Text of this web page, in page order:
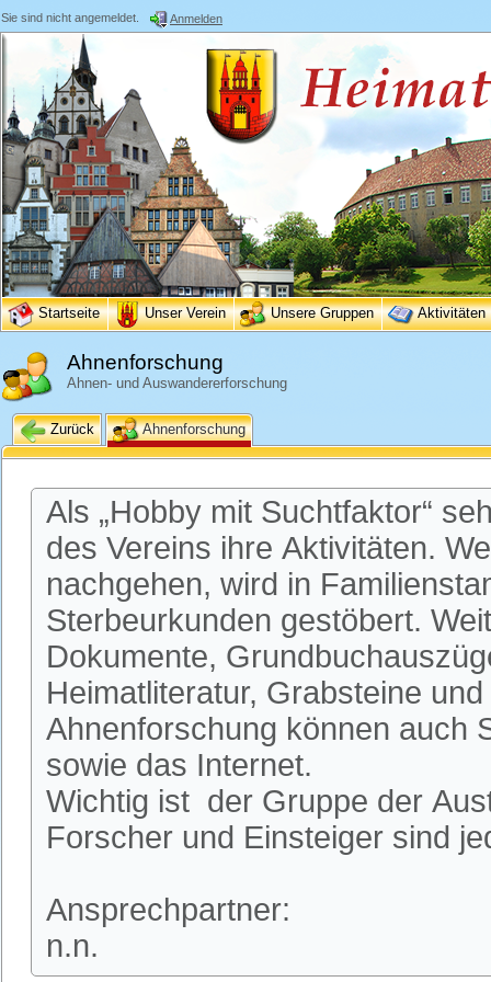
Sie sind nicht angemeldet. Anmelden
Startseite Unser Verein Unsere Gruppen Aktivitäten
Ahnenforschung
Ahnen- und Auswandererforschung
Zurück Ahnenforschung
Als „Hobby mit Suchtfaktor“
des Vereins ihre Aktivitäten.
nachgehen, wird in
Sterbeurkunden gestöbert.
Dokumente,
Heimatliteratur, Grabsteine
Ahnenforschung können auch
sowie das Internet.
Wichtig ist der Gruppe der
Forscher und Einsteiger sind
Ansprechpartner:
n.n.